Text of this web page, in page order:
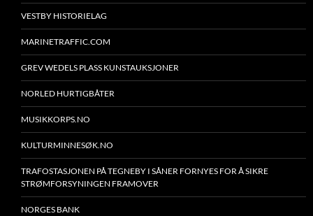
VESTBY HISTORIELAG
MARINETRAFFIC.COM
GREV WEDELS PLASS KUNSTAUKSJONER
NORLED HURTIGBÅTER
MUSIKKORPS.NO
KULTURMINNESØK.NO
TRAFOSTASJONEN PÅ TEGNEBY I SÅNER FORNYES FOR Å SIKRE
STRØMFORSYNINGEN FRAMOVER
NORGES BANK